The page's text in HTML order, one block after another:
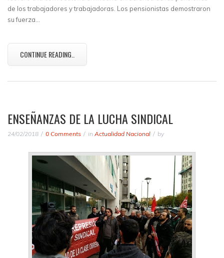
de los trabajadores y trabajadoras. Los pensionistas demostraron
su fuerza…
CONTINUE READING..
ENSEÑANZAS DE LA LUCHA SINDICAL
24/02/2018 0 Comments in Actualidad Nacional by